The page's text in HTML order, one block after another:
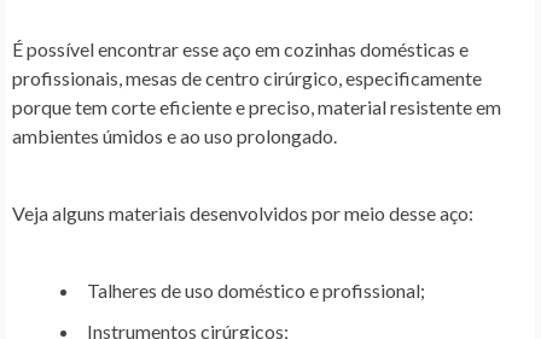
É possível encontrar esse aço em cozinhas domésticas e
profissionais, mesas de centro cirúrgico, especificamente
porque tem corte eficiente e preciso, material resistente em
ambientes úmidos e ao uso prolongado.
Veja alguns materiais desenvolvidos por meio desse aço:
Talheres de uso doméstico e profissional;
Instrumentos cirúrgicos;